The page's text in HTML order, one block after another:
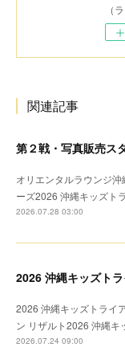
（
関連記事
第２戦・写真販売ス
オリエンタルラウンジ
ーズ2026 沖縄キッズト
2026.07.28 03:00
2026 沖縄キッズトライ
ン リザルト2026 沖縄
2026.07.24 09:00